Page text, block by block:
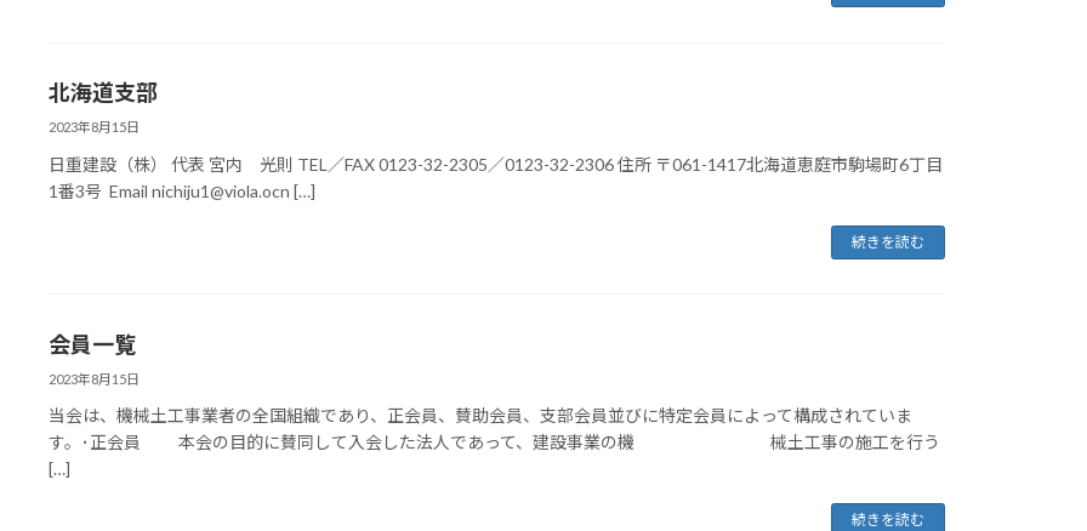
北海道支部
2023年8月15日
日重建設（株） 代表 宮内 光則 TEL／FAX 0123-32-2305／0123-32-2306 住所 〒061-1417北海道恵庭市駒場町6丁目
1番3号 Email nichiju1@viola.ocn […]
続きを読む
会員一覧
2023年8月15日
当会は、機械土工事業者の全国組織であり、正会員、賛助会員、支部会員並びに特定会員によって構成されていま
す。･正会員 本会の目的に賛同して入会した法人であって、建設事業の機 械土工事の施工を行う
[…]
続きを読む